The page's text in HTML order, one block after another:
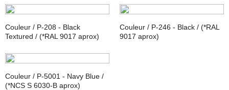
Couleur / P-208 - Black
Textured / (*RAL 9017 aprox)
Couleur / P-246 - Black / (*RAL
9017 aprox)
Couleur / P-5001 - Navy Blue /
(*NCS S 6030-B aprox)